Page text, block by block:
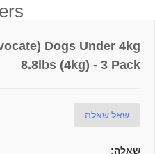
Dogs Under 4kg
8.8lbs (4kg) - 3 Pack
שאל שאלה
שאלה: